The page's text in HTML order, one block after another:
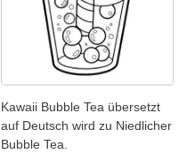
Kawaii Bubble Tea übersetzt
auf Deutsch wird zu Niedlicher
Bubble Tea.